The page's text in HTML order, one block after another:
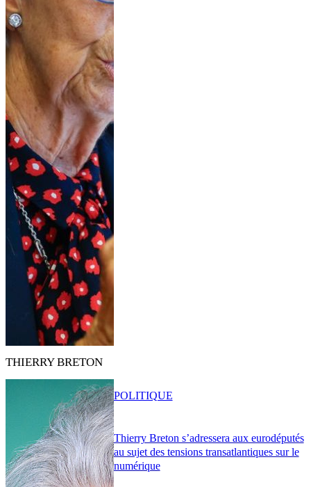
THIERRY BRETON
Thierry Breton s’adressera aux eurodéputés
au sujet des tensions transatlantiques sur le
numérique
POLITIQUE